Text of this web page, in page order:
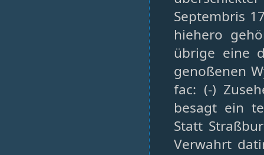
Septembris
hiehero
übrige eine
genoßenen
fac: (-)
besagt ein
Statt
Verwahrt